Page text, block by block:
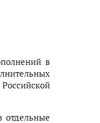
в
отдельные